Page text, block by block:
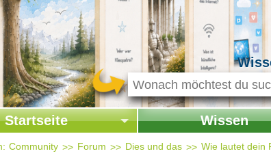
Startseite Wissen
Startseite Wissen
Community Forum Dies und das Wie lautet dein